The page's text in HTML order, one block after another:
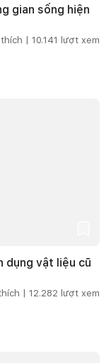
gian sống hiện
| 10.141 lượt xem
dụng vật liệu cũ
| 12.282 lượt xem